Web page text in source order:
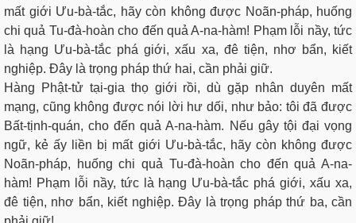
mất giới Ưu-bà-tắc, hãy còn không được Noãn-pháp, huống
chi quả Tu-đà-hoàn cho đến quả A-na-hàm! Phạm lỗi nầy, tức
là hạng Ưu-bà-tắc phá giới, xấu xa, đê tiện, nhơ bẩn, kiết
nghiệp. Ðây là trọng pháp thứ hai, cần phải giữ.
Hàng Phật-tử tại-gia thọ giới rồi, dù gặp nhân duyên mất
mạng, cũng không được nói lời hư dối, như bảo: tôi đã được
Bất-tịnh-quán, cho đến quả A-na-hàm. Nếu gây tội đại vọng
ngữ, kẻ ấy liền bị mất giới Ưu-bà-tắc, hãy còn không được
Noãn-pháp, huống chi quả Tu-đà-hoàn cho đến quả A-na-
hàm! Phạm lỗi nầy, tức là hạng Ưu-bà-tắc phá giới, xấu xa,
đê tiện, nhơ bẩn, kiết nghiệp. Ðây là trọng pháp thứ ba, cần